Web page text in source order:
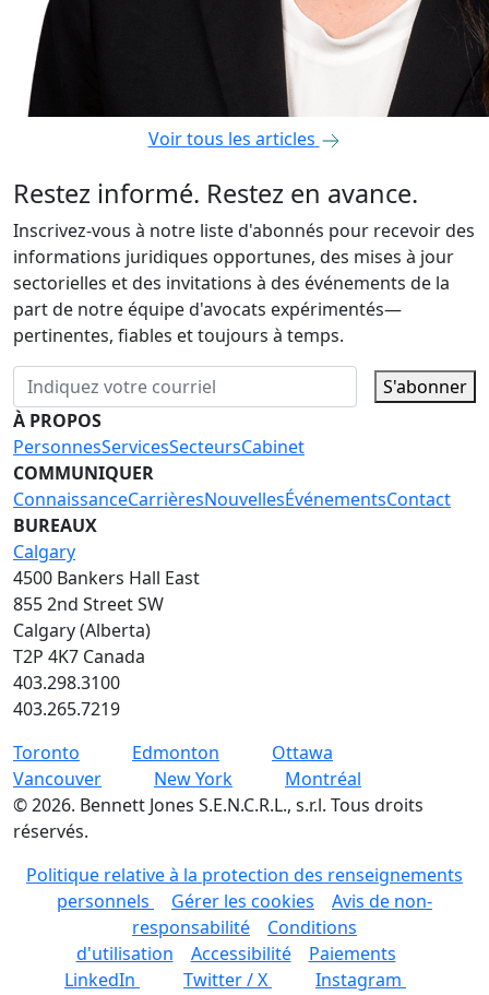
Voir tous les articles
Restez informé. Restez en avance.
Inscrivez-vous à notre liste d'abonnés pour recevoir des
informations juridiques opportunes, des mises à jour
sectorielles et des invitations à des événements de la
part de notre équipe d'avocats expérimentés—
pertinentes, fiables et toujours à temps.
S'abonner
À PROPOS
PersonnesServicesSecteursCabinet
COMMUNIQUER
ConnaissanceCarrièresNouvellesÉvénementsContact
BUREAUX
Calgary
4500 Bankers Hall East
855 2nd Street SW
Calgary (Alberta)
T2P 4K7 Canada
403.298.3100
403.265.7219
Toronto
Edmonton
Ottawa
Vancouver
New York
Montréal
©2026. Bennett Jones S.E.N.C.R.L., s.r.l. Tous droits
réservés.
Politique relative à la protection des renseignements
personnels
Gérer les cookies
Avis de non-
responsabilité
Conditions
d'utilisation
Accessibilité
Paiements
LinkedIn
Twitter / X
Instagram